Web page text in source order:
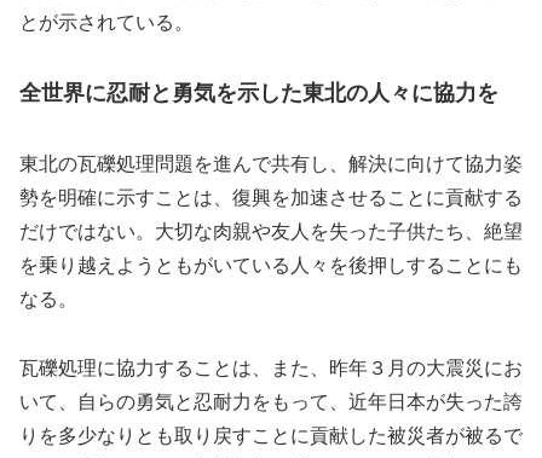
とが示されている。
全世界に忍耐と勇気を示した東北の人々に協力を
東北の瓦礫処理問題を進んで共有し、解決に向けて協力姿
勢を明確に示すことは、復興を加速させることに貢献する
だけではない。大切な肉親や友人を失った子供たち、絶望
を乗り越えようともがいている人々を後押しすることにも
なる。
瓦礫処理に協力することは、また、昨年３月の大震災にお
いて、自らの勇気と忍耐力をもって、近年日本が失った誇
りを多少なりとも取り戻すことに貢献した被災者が被るで